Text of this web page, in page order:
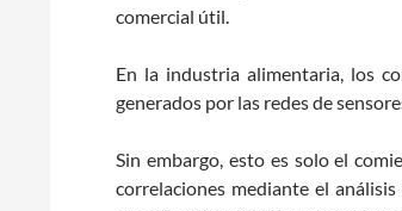
comercial útil.
En la industria alimentaria, los
generados por las redes de
Sin embargo, esto es solo el
correlaciones mediante el